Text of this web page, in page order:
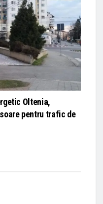
Oltenia,
pentru trafic de